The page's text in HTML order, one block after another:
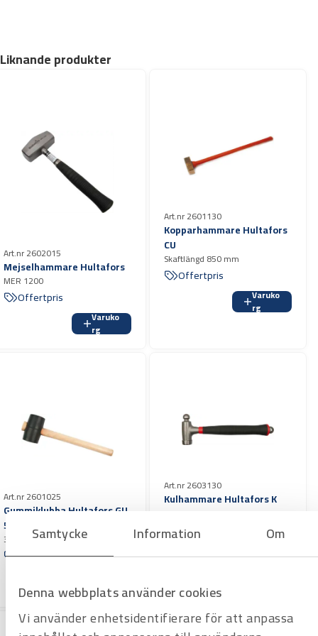
Samtycke Information Om
Denna webbplats använder cookies
Vi använder enhetsidentifierare för att anpassa
Liknande produkter
Art.nr 2602015
Mejselhammare Hultafors
MER 1200
Offertpris
Varuko
rg
Art.nr 2601130
Kopparhammare Hultafors
CU
Skaftlängd 850 mm
Offertpris
Varuko
rg
Art.nr 2601025
Gummiklubba Hultafors GU
55
320 g
Offertpris
rg
Art.nr 2603130
Kulhammare Hultafors K
T-block. 900 g
Offertpris